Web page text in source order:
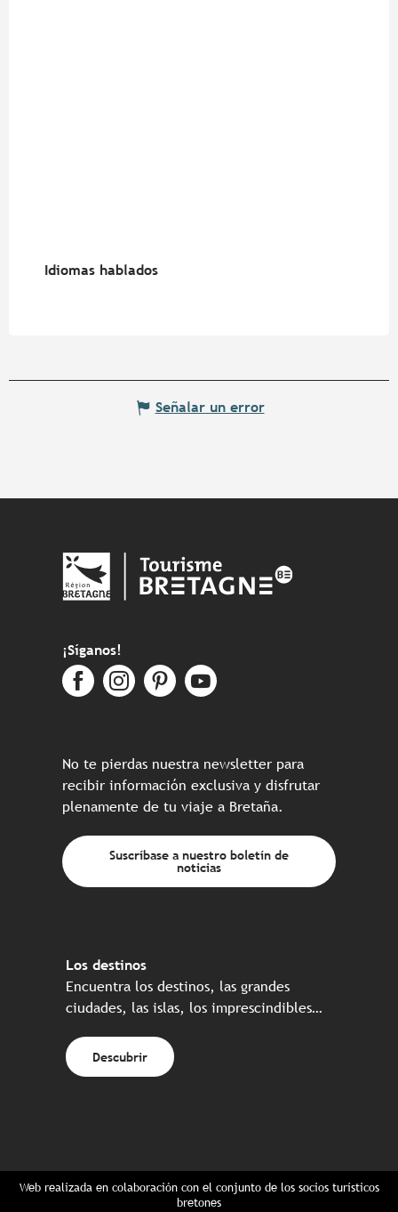
Idiomas hablados
Idiomas hablados
Señalar un error
¡Síganos!
No te pierdas nuestra newsletter para
recibir información exclusiva y disfrutar
plenamente de tu viaje a Bretaña.
Suscríbase a nuestro boletín de
noticias
Los destinos
Encuentra los destinos, las grandes
ciudades, las islas, los imprescindibles…
Descubrir
Web realizada en colaboración con el conjunto de los socios turísticos
bretones